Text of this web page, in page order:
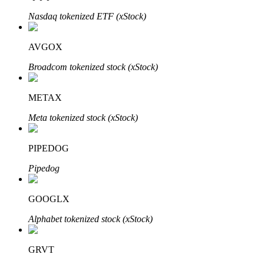
Krediler
Kripto destekli borçlanma hizmeti
Nasdaq tokenized ETF (xStock)
AVGOX
Broadcom tokenized stock (xStock)
METAX
Meta tokenized stock (xStock)
PIPEDOG
Pipedog
GOOGLX
Alphabet tokenized stock (xStock)
GRVT